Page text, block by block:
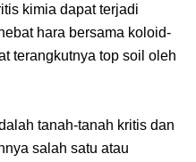
kimia dapat terjadi
hara bersama koloid-
terangkutnya top soil oleh
tanah-tanah kritis dan
salah satu atau